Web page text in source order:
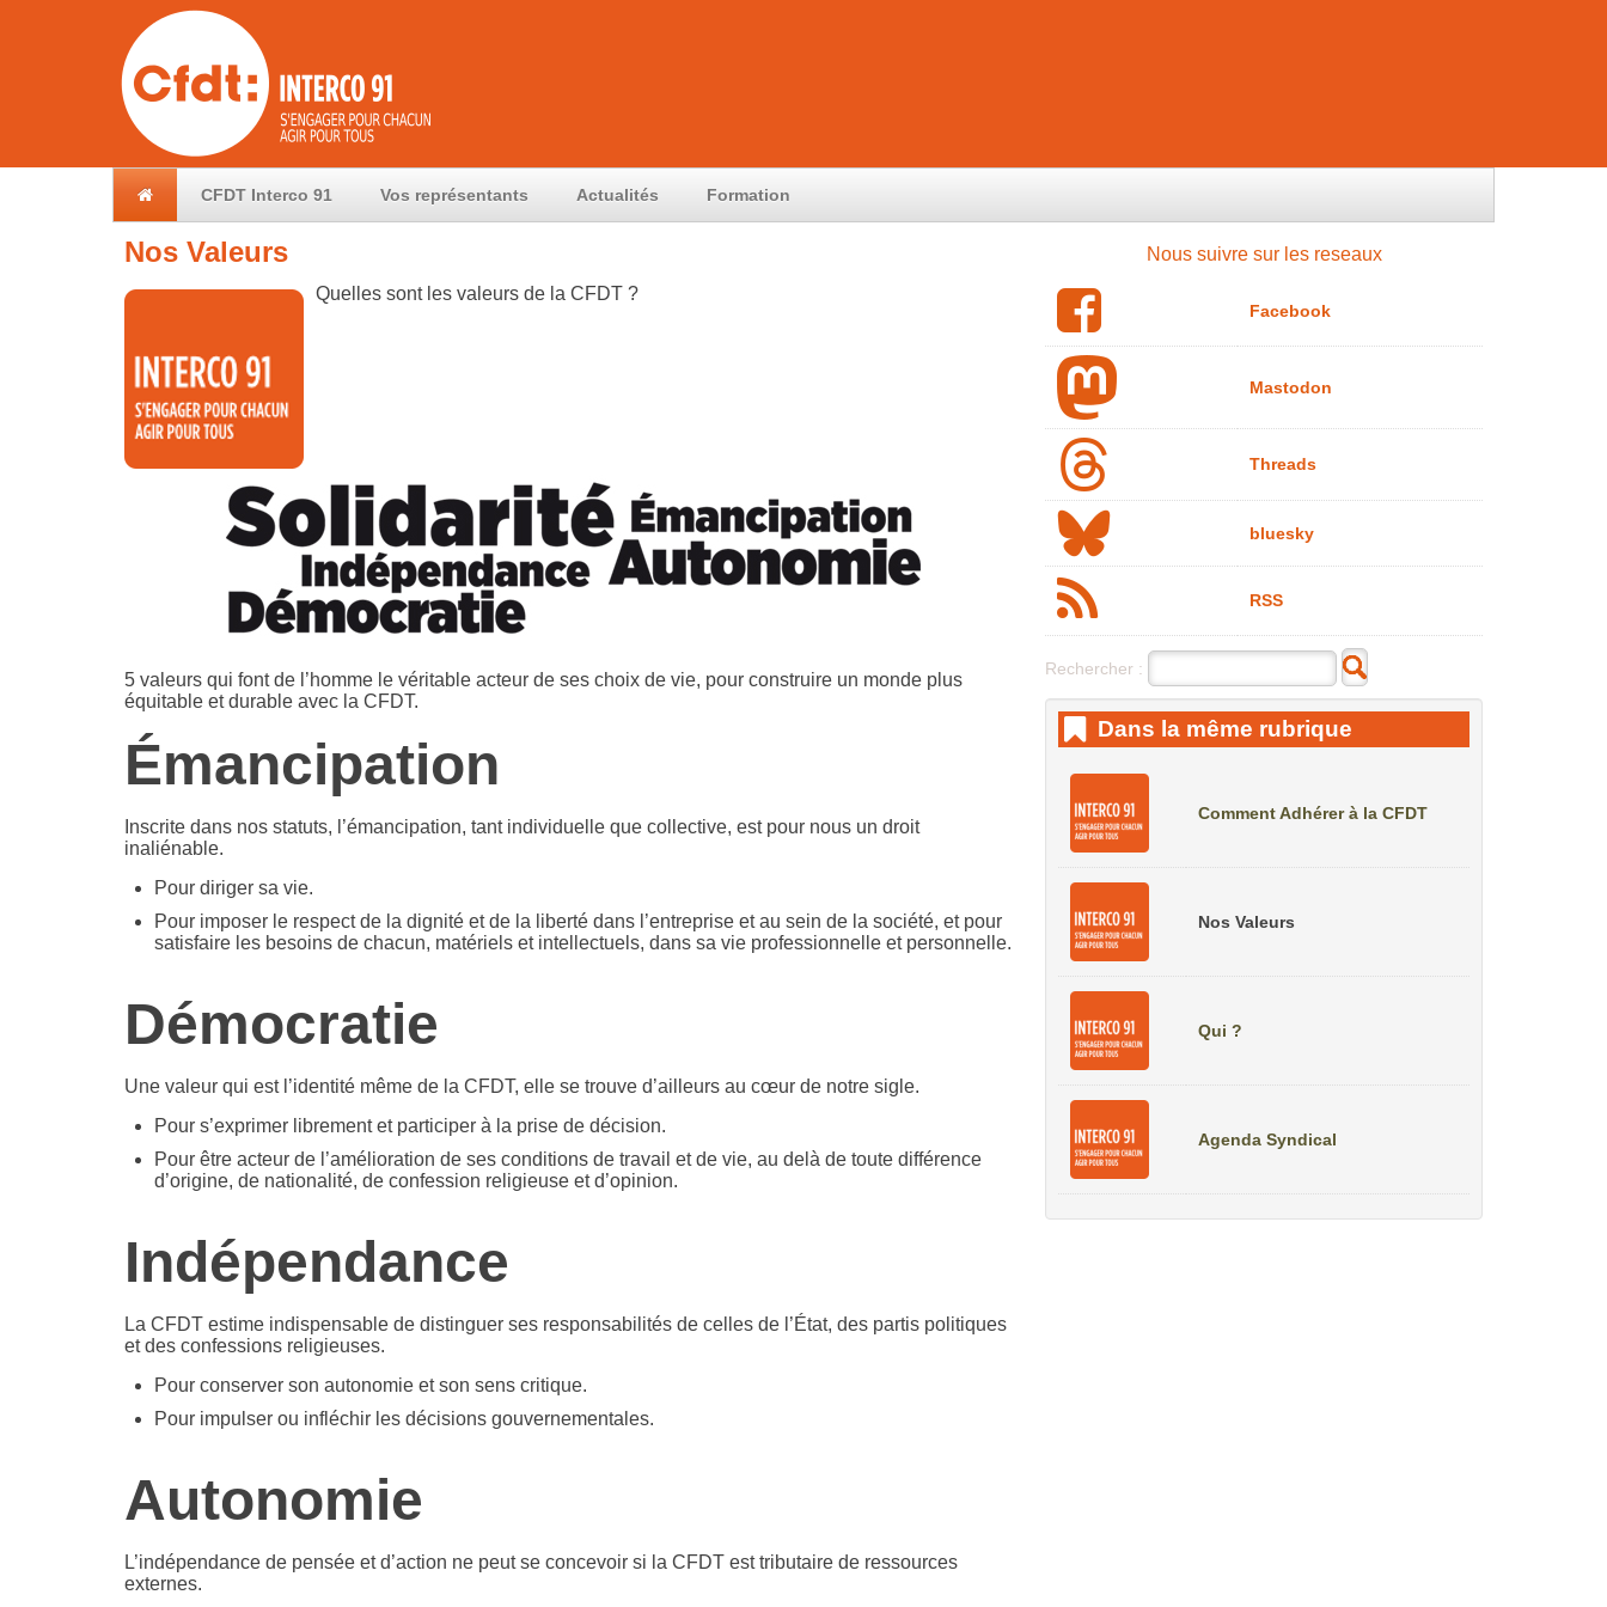
CFDT Interco 91 Vos représentants Actualités Formation
Nos Valeurs
Quelles sont les valeurs de la CFDT ?
5 valeurs qui font de l’homme le véritable acteur de ses choix de vie, pour construire un monde plus
équitable et durable avec la CFDT.
Émancipation
Inscrite dans nos statuts, l’émancipation, tant individuelle que collective, est pour nous un droit
inaliénable.
Pour diriger sa vie.
Pour imposer le respect de la dignité et de la liberté dans l’entreprise et au sein de la société, et pour
satisfaire les besoins de chacun, matériels et intellectuels, dans sa vie professionnelle et personnelle.
Démocratie
Une valeur qui est l’identité même de la CFDT, elle se trouve d’ailleurs au cœur de notre sigle.
Pour s’exprimer librement et participer à la prise de décision.
Pour être acteur de l’amélioration de ses conditions de travail et de vie, au delà de toute différence
d’origine, de nationalité, de confession religieuse et d’opinion.
Indépendance
La CFDT estime indispensable de distinguer ses responsabilités de celles de l’État, des partis politiques
et des confessions religieuses.
Pour conserver son autonomie et son sens critique.
Pour impulser ou infléchir les décisions gouvernementales.
Autonomie
L’indépendance de pensée et d’action ne peut se concevoir si la CFDT est tributaire de ressources
externes.
Nous suivre sur les reseaux
Facebook
Mastodon
Threads
bluesky
RSS
Rechercher :
Dans la même rubrique
Comment Adhérer à la CFDT
Nos Valeurs
Qui ?
Agenda Syndical